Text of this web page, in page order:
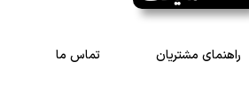
راهنمای مشتریان تماس ما